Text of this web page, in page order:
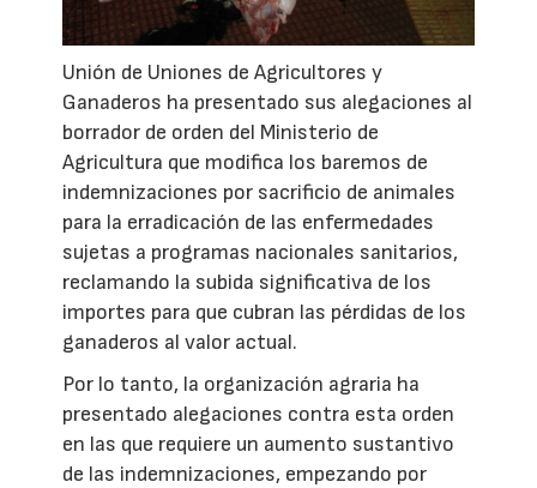
Unión de Uniones de Agricultores y
Ganaderos ha presentado sus alegaciones al
borrador de orden del Ministerio de
Agricultura que modifica los baremos de
indemnizaciones por sacrificio de animales
para la erradicación de las enfermedades
sujetas a programas nacionales sanitarios,
reclamando la subida significativa de los
importes para que cubran las pérdidas de los
ganaderos al valor actual.
Por lo tanto, la organización agraria ha
presentado alegaciones contra esta orden
en las que requiere un aumento sustantivo
de las indemnizaciones, empezando por